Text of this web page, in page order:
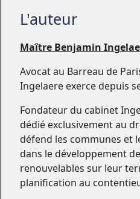
L'auteur
Maître Benjamin
Avocat au Barreau de
Ingelaere exerce depuis
Fondateur du cabinet
dédié exclusivement au
défend les communes et
dans le développement
renouvelables sur leur
planification au